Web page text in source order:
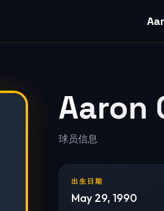
Aaron
球员信息
出生日期
May 29, 1990